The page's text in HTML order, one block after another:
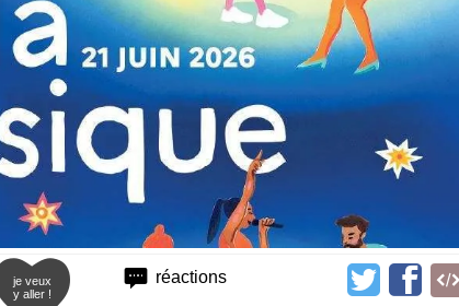
réactions
je veux
y aller !